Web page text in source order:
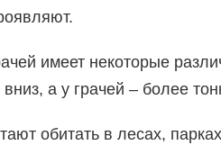
имеет некоторые
вниз, а у грачей – более
обитать в лесах,